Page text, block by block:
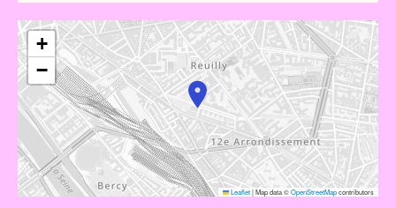
+
−
Leaflet|Map data ©OpenStreetMapcontributors